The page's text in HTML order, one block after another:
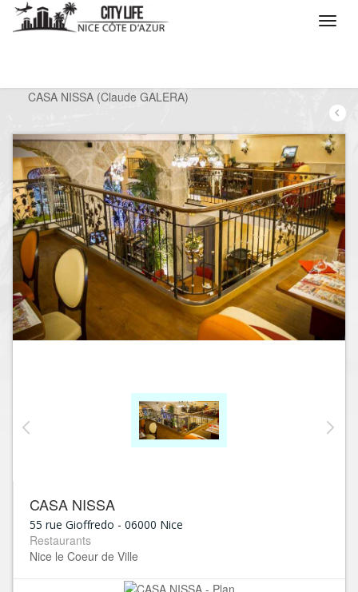
CASA NISSA (Claude GALERA)
CASA NISSA
55 rue Gioffredo - 06000 Nice
Restaurants
Nice le Coeur de Ville